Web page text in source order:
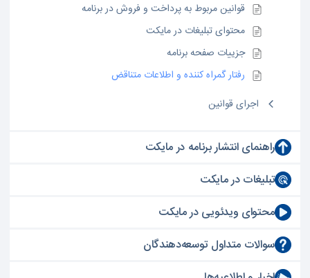
قوانین مربوط به پرداخت و فروش در برنامه
محتوای تبلیغات در مایکت
جزییات صفحه برنامه
رفتار گمراه کننده و اطلاعات متناقض
اجرای قوانین
راهنمای انتشار برنامه در مایکت
تبلیغات در مایکت
محتوای ویدئویی در مایکت
سوالات متداول توسعه‌دهندگان